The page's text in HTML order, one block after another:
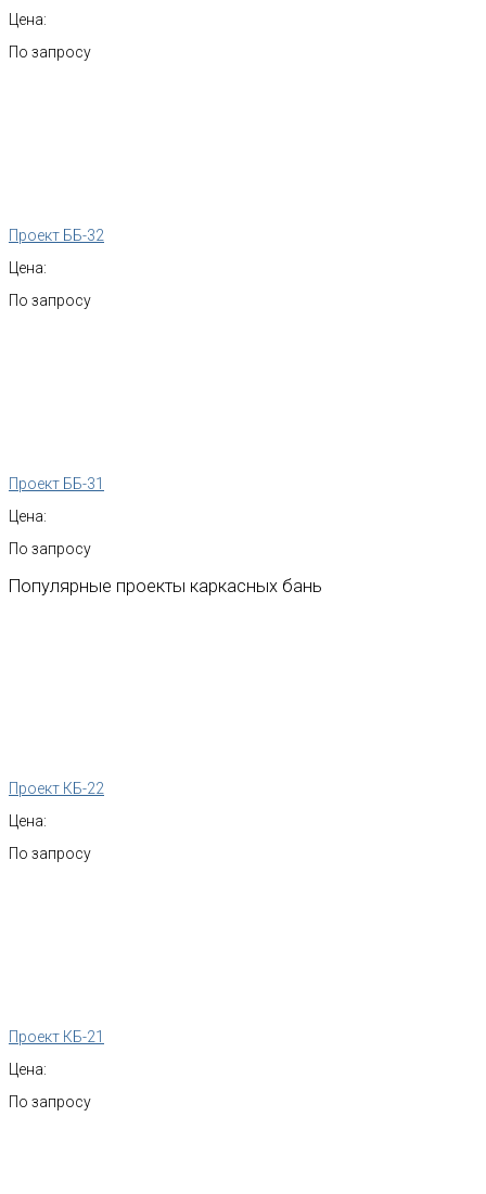
Цена:
По запросу
Проект ББ-32
Цена:
По запросу
Проект ББ-31
Цена:
По запросу
Популярные проекты каркасных бань
Проект КБ-22
Цена:
По запросу
Проект КБ-21
Цена:
По запросу